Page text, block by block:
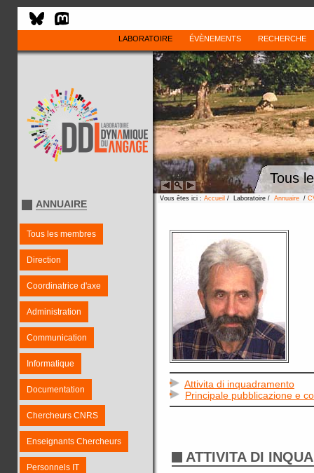
LABORATOIRE ÉVÈNEMENTS RECHERCHE
Tous
ANNUAIRE
Tous les membres
Direction
Coordinatrice d'axe
Administration
Communication
Informatique
Documentation
Chercheurs CNRS
Enseignants Chercheurs
Personnels IT
Vous êtes ici : Accueil / Laboratoire / Annuaire /
Attivita di inquadramento
Principale pubblicazione e
ATTIVITA DI